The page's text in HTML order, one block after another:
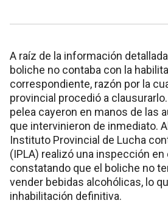
A raíz de la información
boliche no contaba con la
correspondiente, razón por la
provincial procedió a
pelea cayeron en manos de las
que intervinieron de inmediato.
Instituto Provincial de Lucha
(IPLA) realizó una inspección en
constatando que el boliche no
vender bebidas alcohólicas, lo
inhabilitación definitiva.